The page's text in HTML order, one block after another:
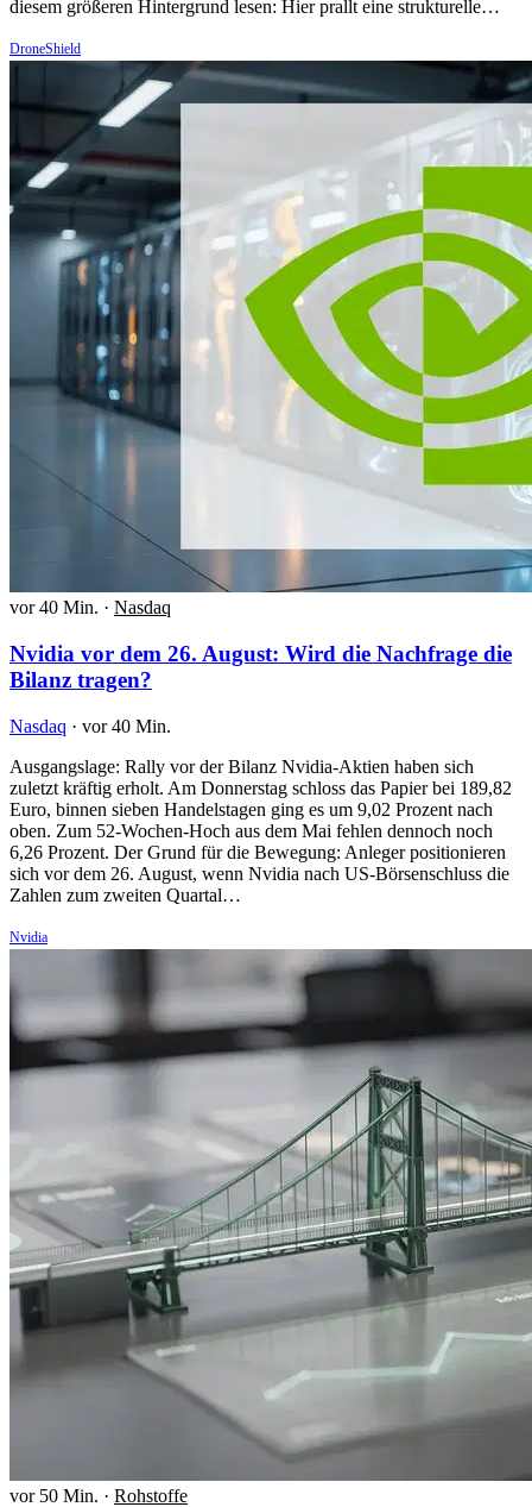
diesem größeren Hintergrund lesen: Hier prallt eine strukturelle…
DroneShield
vor 40 Min. · Nasdaq
Nvidia vor dem 26. August: Wird die Nachfrage die
Bilanz tragen?
Nasdaq · vor 40 Min.
Ausgangslage: Rally vor der Bilanz Nvidia-Aktien haben sich
zuletzt kräftig erholt. Am Donnerstag schloss das Papier bei 189,82
Euro, binnen sieben Handelstagen ging es um 9,02 Prozent nach
oben. Zum 52-Wochen-Hoch aus dem Mai fehlen dennoch noch
6,26 Prozent. Der Grund für die Bewegung: Anleger positionieren
sich vor dem 26. August, wenn Nvidia nach US-Börsenschluss die
Zahlen zum zweiten Quartal…
Nvidia
vor 50 Min. · Rohstoffe